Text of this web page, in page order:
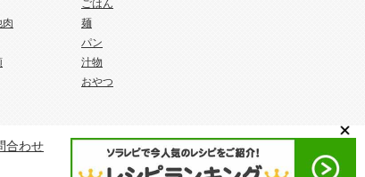
肉
ごはん
麺
パン
汁物
おやつ
合わせ